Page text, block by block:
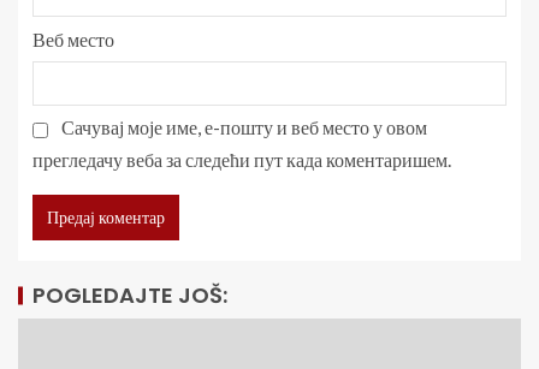
Веб место
Сачувај моје име, е-пошту и веб место у овом
прегледачу веба за следећи пут када коментаришем.
POGLEDAJTE JOŠ: